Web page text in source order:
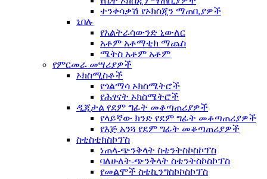
ተንቀሳቃሽ የኦክስጂን ማጠቢያዎች
ኒበሉ
የአልትራሳውንድ ኒውለር
አቶም አቶማቲክ ማጨስ
ሜትስ አቶም አቶም
የምርመራ መሣሪያዎች
ኦክስሚስቶች
የጎልማሳ ኦክስሜትሮች
የሕፃናት ኦክስሜትሮች
ዲጂታል የደም ግፊት መቆጣጠሪያዎች
የላይኛው ክንድ የደም ግፊት መቆጣጠሪያዎች
የእጅ አንጓ የደም ግፊት መቆጣጠሪያዎች
ስቲስቲክስኮፕስ
ነጠላ-ጭንቅላት ስቴንትስኮስኮፕስ
ባለሁለት-ጭንቅላት ስቴንትስኮስኮፕስ
የመልሞች ስቴኪንግስኮኮስኮፕስ